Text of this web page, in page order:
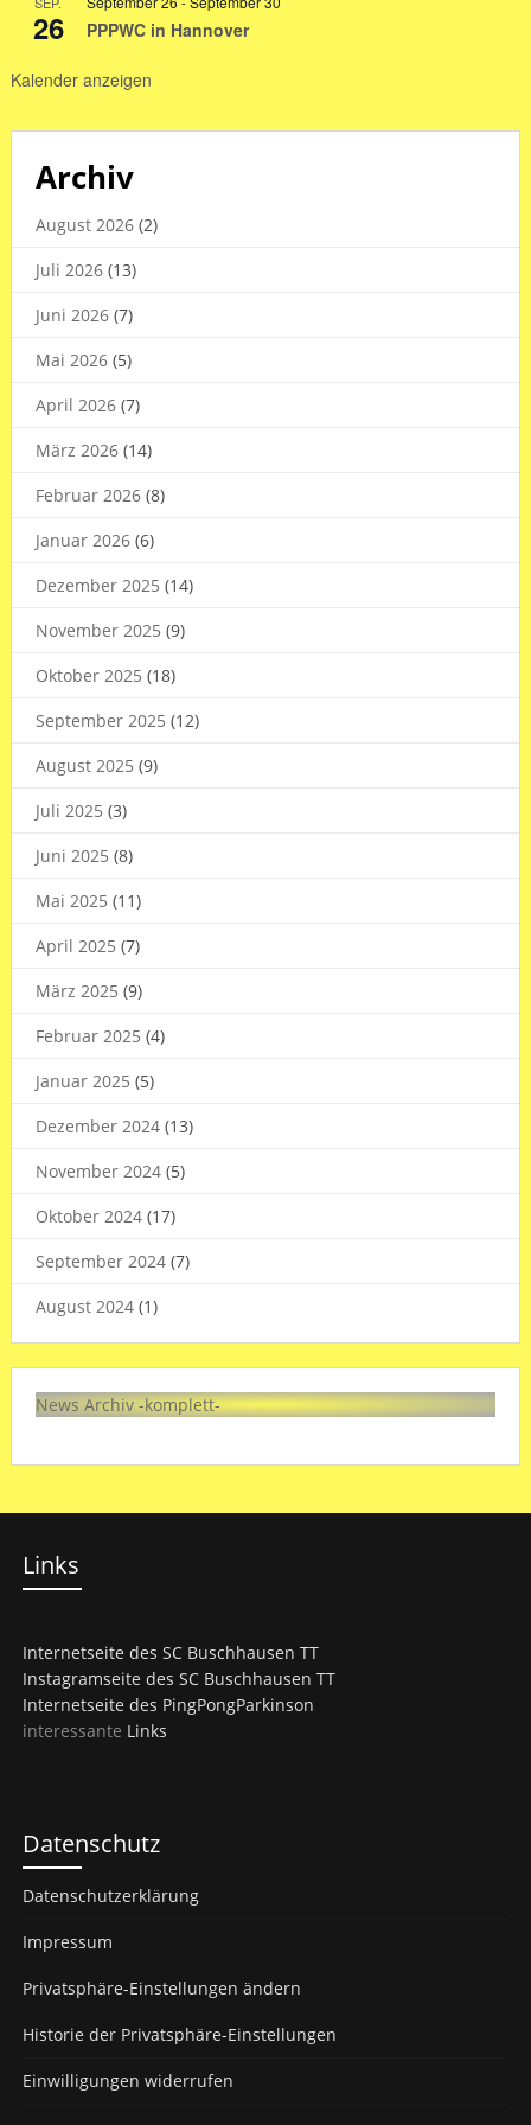
2026
26 PPPWC in Hannover
Kalender anzeigen
Archiv
August 2026(2)
Juli 2026(13)
Juni 2026(7)
Mai 2026(5)
April 2026(7)
März 2026(14)
Februar 2026(8)
Januar 2026(6)
Dezember 2025 (14)
November 2025 (9)
Oktober 2025 (18)
September 2025 (12)
August 2025 (9)
Juli 2025 (3)
Juni 2025 (8)
Mai 2025 (11)
April 2025 (7)
März 2025 (9)
Februar 2025 (4)
Januar 2025 (5)
Dezember 2024(13)
November 2024(5)
Oktober 2024(17)
September 2024(7)
August 2024(1)
News Archiv -komplett-
Links
Internetseite des SC Buschhausen TT
Instagramseite des SC Buschhausen TT
Internetseite des PingPongParkinson
interessante Links
Datenschutz
Datenschutzerklärung
Impressum
Privatsphäre-Einstellungen ändern
Historie der Privatsphäre-Einstellungen
Einwilligungen widerrufen